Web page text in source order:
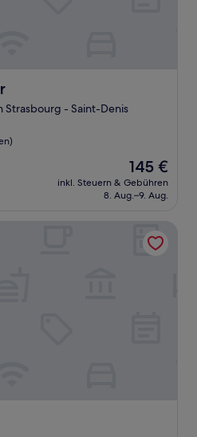
Strasbourg - Saint-Denis
Der
Preis
beträgt
145 €
inkl. Steuern & Gebühren
8. Aug.–9. Aug.